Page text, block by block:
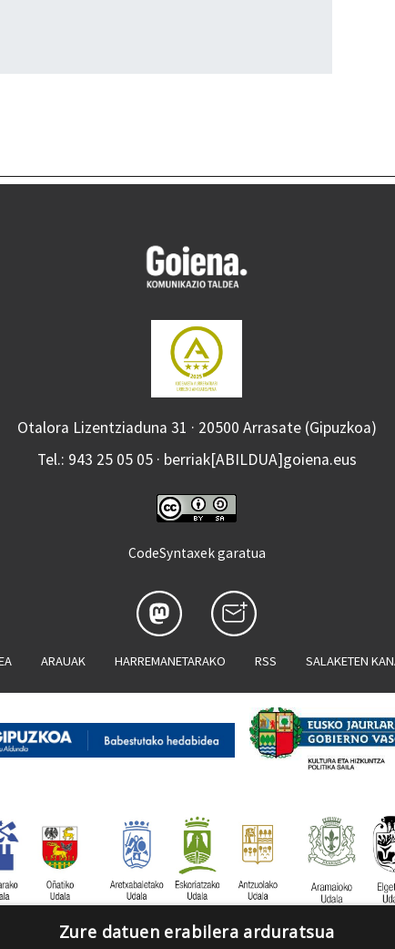
Otalora Lizentziaduna 31 · 20500 Arrasate (Gipuzkoa)
Tel.: 943 25 05 05 · berriak[ABILDUA]goiena.eus
CodeSyntaxek garatua
ARAUAK HARREMANETARAKO RSS SALAKETEN
Zure datuen erabilera arduratsua